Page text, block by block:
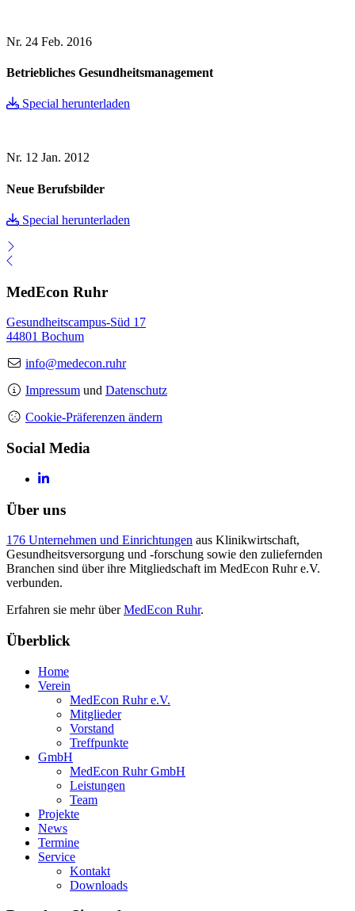
Nr. 24 Feb. 2016
Betriebliches Gesundheitsmanagement
Special herunterladen
Nr. 12 Jan. 2012
Neue Berufsbilder
Special herunterladen
MedEcon Ruhr
Gesundheitscampus-Süd 17
44801 Bochum
info@medecon.ruhr
Impressum und Datenschutz
Cookie-Präferenzen ändern
Social Media
Über uns
176 Unternehmen und Einrichtungen aus Klinikwirtschaft,
Gesundheitsversorgung und -forschung sowie den zuliefernden
Branchen sind über ihre Mitgliedschaft im MedEcon Ruhr e.V.
verbunden.
Erfahren sie mehr überMedEcon Ruhr.
Überblick
Home
Verein
MedEcon Ruhr e.V.
Mitglieder
Vorstand
Treffpunkte
GmbH
MedEcon Ruhr GmbH
Leistungen
Team
Projekte
News
Termine
Service
Kontakt
Downloads